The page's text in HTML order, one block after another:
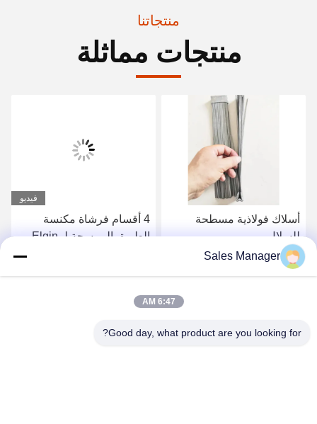
منتجاتنا
منتجات مماثلة
أسلاك فولاذية مسطحة
للسلال
فيديو
4 أقسام فرشاة مكنسة
الطريق الممسحة لـ Elgin
Sales Manager
6:47 AM
Good day, what product are you looking for?